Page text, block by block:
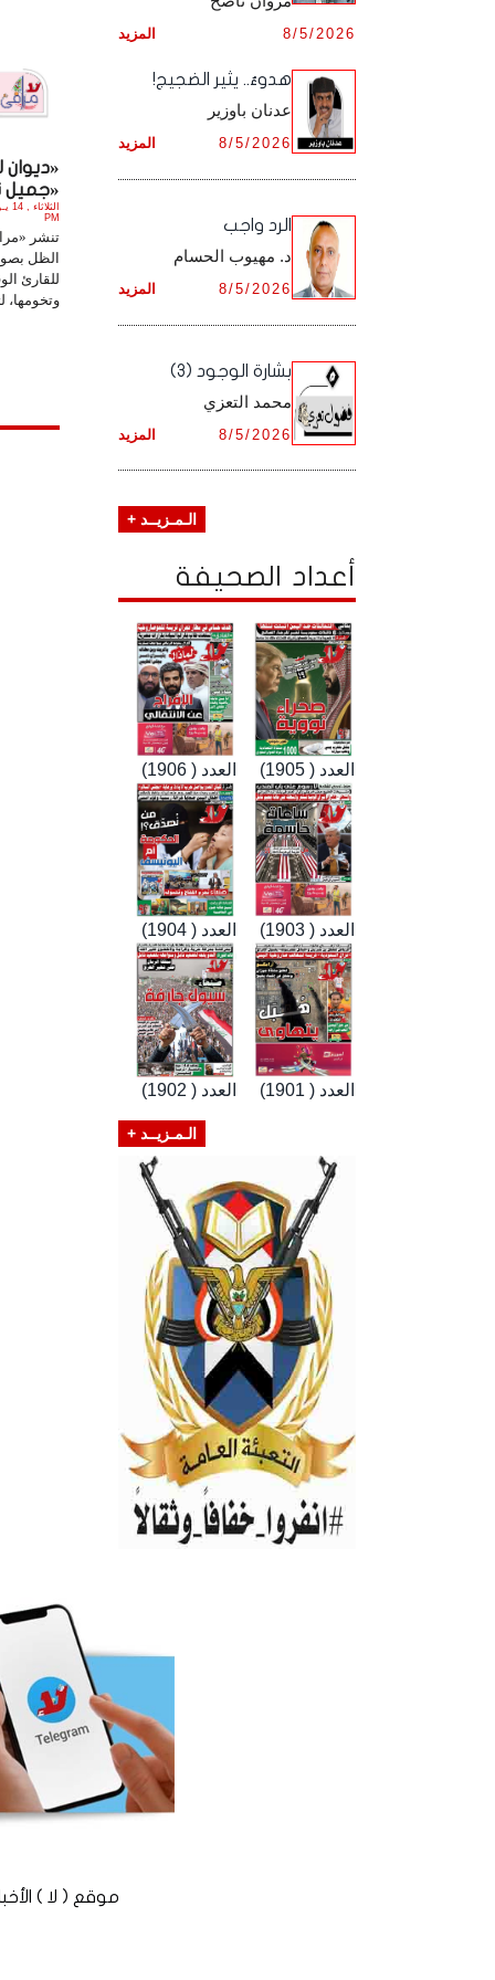
«ديوان
«جميل
PM
تنشر
الظل
للقارئ
وتخومها،
أرشيف شهر ديـسـمـبـر ,
أرشيف شهر نـوفـمـبـر ,
أرشيف شهر ديـسـمـبـر ,
المزيد 8/5/2026
هدوءٌ.. يثير الضجيج!
عدنان باوزير
المزيد 8/5/2026
الرد واجب
د. مهيوب الحسام
المزيد 8/5/2026
بشارة الوجود (3)
محمد التعزي
المزيد 8/5/2026
الـمـزيــد +
أعداد الصحيفة
العدد ( 1906) العدد ( 1905)
العدد ( 1904) العدد ( 1903)
العدد ( 1902) العدد ( 1901)
الـمـزيــد +
موقع ( لا ) الأخباري المستقل ©